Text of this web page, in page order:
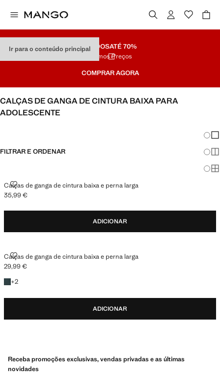
Ir para o conteúdo principalSALDOSATÉ 70%
Últimos Preços
COMPRAR AGORA
CALÇAS DE GANGA DE CINTURA BAIXA PARA
ADOLESCENTE
FILTRAR E ORDENAR
Calças de ganga de cintura baixa e perna larga
CALÇAS DE GANGA DE CINTURA BAIXA E PERNA LARGA
Preço atual [35,99 € ]
35,99 €
ADICIONAR
Calças de ganga de cintura baixa e perna larga
CALÇAS DE GANGA DE CINTURA BAIXA E PERNA LARGA
Preço atual [29,99 € ]
29,99 €
+2
+2 cores
ADICIONAR
Receba promoções exclusivas, vendas privadas e as últimas
novidades